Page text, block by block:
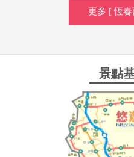
更多 [ 恆
景點